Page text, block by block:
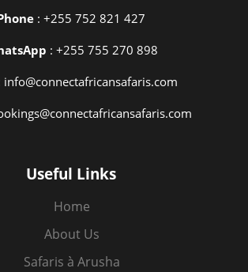
: +255 752 821 427
: +255 755 270 898
info@connectafricansafaris.com
Useful Links
Home
About Us
Safaris à Arusha